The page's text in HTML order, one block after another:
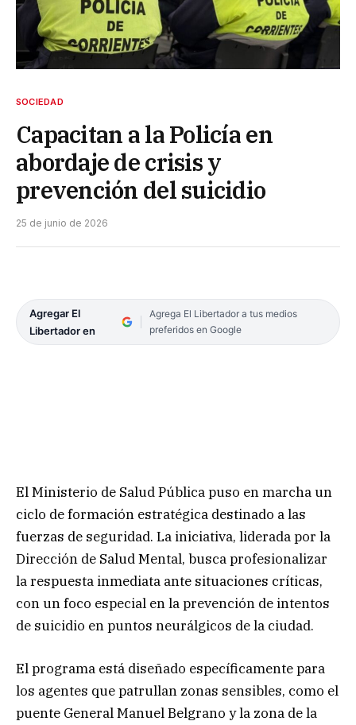
SOCIEDAD
Capacitan a la Policía en
abordaje de crisis y
prevención del suicidio
25 de junio de 2026
Agregar El
Libertador en
Agrega El Libertador a tus medios
preferidos en Google
El Ministerio de Salud Pública puso en marcha un
ciclo de formación estratégica destinado a las
fuerzas de seguridad. La iniciativa, liderada por la
Dirección de Salud Mental, busca profesionalizar
la respuesta inmediata ante situaciones críticas,
con un foco especial en la prevención de intentos
de suicidio en puntos neurálgicos de la ciudad.
El programa está diseñado específicamente para
los agentes que patrullan zonas sensibles, como el
puente General Manuel Belgrano y la zona de la